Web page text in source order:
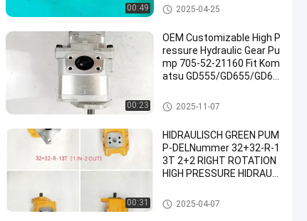
00:49 Bulldozerpomp
2025-04-25
00:23
OEM Customizable High P
ressure Hydraulic Gear Pu
mp 705-52-21160 Fit Kom
atsu GD555/GD655/GD67
Hydraulische pomp Gear
2025-11-07
00:31
HIDRAULISCH GREEN PUM
P-DELNummer 32+32-R-1
3T 2+2 RIGHT ROTATION
HIGH PRESSURE HIDRAULI
Hydraulische pomp Gear
2025-04-07